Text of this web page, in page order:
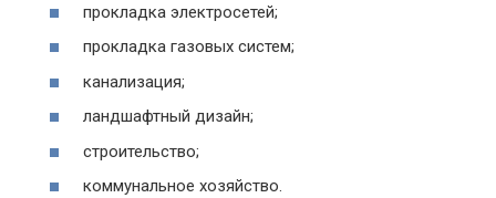
прокладка электросетей;
прокладка газовых систем;
канализация;
ландшафтный дизайн;
строительство;
коммунальное хозяйство.